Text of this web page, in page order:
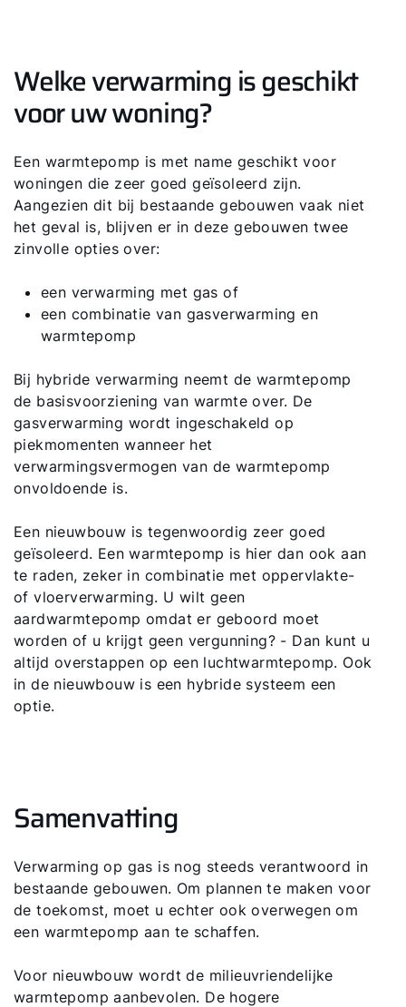
Welke verwarming is geschikt
voor uw woning?
Een warmtepomp is met name geschikt voor
woningen die zeer goed geïsoleerd zijn.
Aangezien dit bij bestaande gebouwen vaak niet
het geval is, blijven er in deze gebouwen twee
zinvolle opties over:
een verwarming met gas of
een combinatie van gasverwarming en
warmtepomp
Bij hybride verwarming neemt de warmtepomp
de basisvoorziening van warmte over. De
gasverwarming wordt ingeschakeld op
piekmomenten wanneer het
verwarmingsvermogen van de warmtepomp
onvoldoende is.
Een nieuwbouw is tegenwoordig zeer goed
geïsoleerd. Een warmtepomp is hier dan ook aan
te raden, zeker in combinatie met oppervlakte-
of vloerverwarming. U wilt geen
aardwarmtepomp omdat er geboord moet
worden of u krijgt geen vergunning? - Dan kunt u
altijd overstappen op een luchtwarmtepomp. Ook
in de nieuwbouw is een hybride systeem een ​​
optie.
Samenvatting
Verwarming op gas is nog steeds verantwoord in
bestaande gebouwen. Om plannen te maken voor
de toekomst, moet u echter ook overwegen om
een ​​warmtepomp aan te schaffen.
Voor nieuwbouw wordt de milieuvriendelijke
warmtepomp aanbevolen. De hogere